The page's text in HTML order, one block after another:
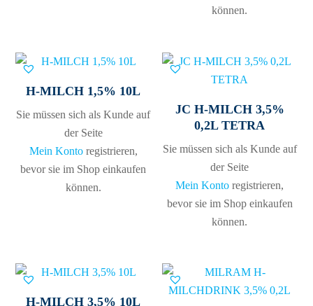
können.
H-MILCH 1,5% 10L
Sie müssen sich als Kunde auf
der Seite
Mein Kontoregistrieren,
bevor sie im Shop einkaufen
können.
JC H-MILCH 3,5%
0,2L TETRA
Sie müssen sich als Kunde auf
der Seite
Mein Konto registrieren,
bevor sie im Shop einkaufen
können.
H-MILCH 3,5% 10L